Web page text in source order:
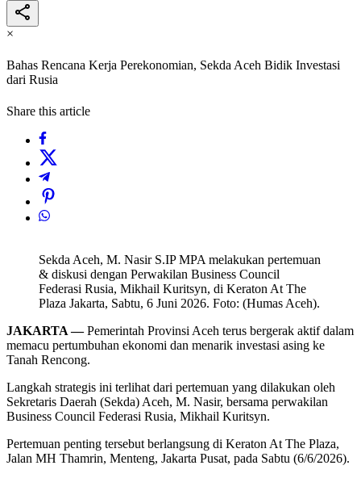
×
Bahas Rencana Kerja Perekonomian, Sekda Aceh Bidik Investasi
dari Rusia
Share this article
Sekda Aceh, M. Nasir S.IP MPA melakukan pertemuan
& diskusi dengan Perwakilan Business Council
Federasi Rusia, Mikhail Kuritsyn, di Keraton At The
Plaza Jakarta, Sabtu, 6 Juni 2026. Foto: (Humas Aceh).
JAKARTA —Pemerintah Provinsi Aceh terus bergerak aktif dalam
memacu pertumbuhan ekonomi dan menarik investasi asing ke
Tanah Rencong.
Langkah strategis ini terlihat dari pertemuan yang dilakukan oleh
Sekretaris Daerah (Sekda) Aceh, M. Nasir, bersama perwakilan
Business Council Federasi Rusia, Mikhail Kuritsyn.
Pertemuan penting tersebut berlangsung di Keraton At The Plaza,
Jalan MH Thamrin, Menteng, Jakarta Pusat, pada Sabtu (6/6/2026).